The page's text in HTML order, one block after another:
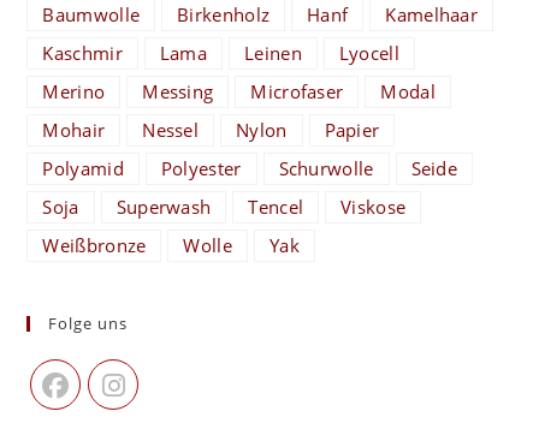
Baumwolle
Birkenholz Hanf
Kamelhaar
Kaschmir
Lama Leinen
Lyocell
Merino
Messing Microfaser
Modal
Mohair
Nessel Nylon
Papier
Polyamid
Polyester Schurwolle
Seide
Soja
Superwash Tencel
Viskose
Weißbronze
Wolle Yak
Folge uns